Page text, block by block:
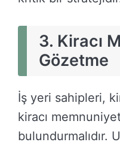
3. Kiracı
Gözetme
İş yeri sahipleri,
kiracı
bulundurmalıdır.